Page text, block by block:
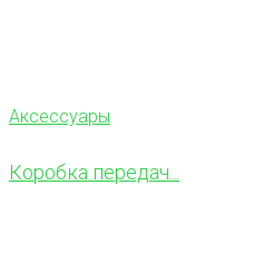
Аксессуары
Коробка передач...